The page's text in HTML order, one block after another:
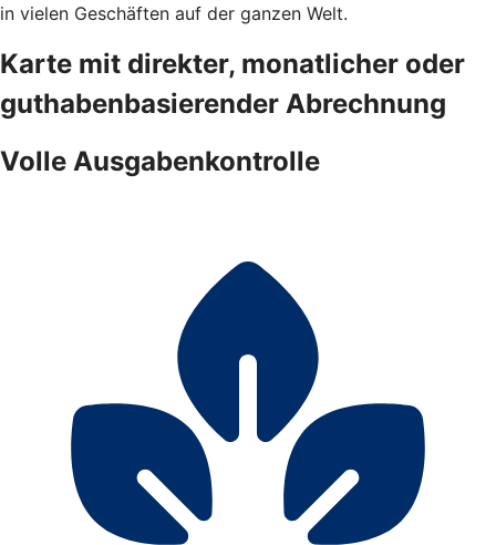
in vielen Geschäften auf der ganzen Welt.
Karte mit direkter, monatlicher oder
guthabenbasierender Abrechnung
Volle Ausgabenkontrolle